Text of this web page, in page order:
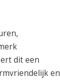
dit een
en